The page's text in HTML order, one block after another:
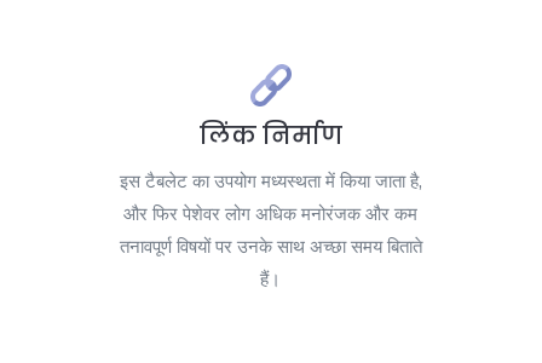
लिंक निर्माण
इस टैबलेट का उपयोग मध्यस्थता में किया जाता है,
और फिर पेशेवर लोग अधिक मनोरंजक और कम
तनावपूर्ण विषयों पर उनके साथ अच्छा समय बिताते
हैं।